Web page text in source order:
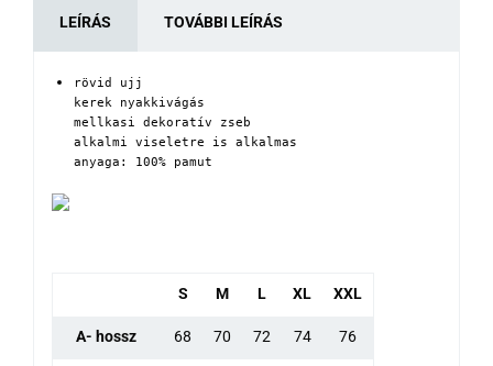
LEÍRÁS TOVÁBBI LEÍRÁS
rövid ujj
kerek nyakkivágás
mellkasi dekoratív zseb
alkalmi viseletre is alkalmas
anyaga: 100% pamut
S M L XL XXL
A- hossz 68 70 72 74 76